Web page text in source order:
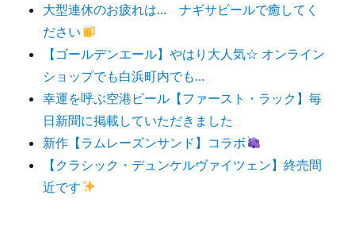
大型連休のお疲れは… ナギサビールで癒してく
ださい
【ゴールデンエール】やはり大人気☆ オンライン
ショップでも白浜町内でも…
幸運を呼ぶ空港ビール【ファースト・ラック】毎
日新聞に掲載していただきました
新作【ラムレーズンサンド】コラボ
【クラシック・デュンケルヴァイツェン】終売間
近です